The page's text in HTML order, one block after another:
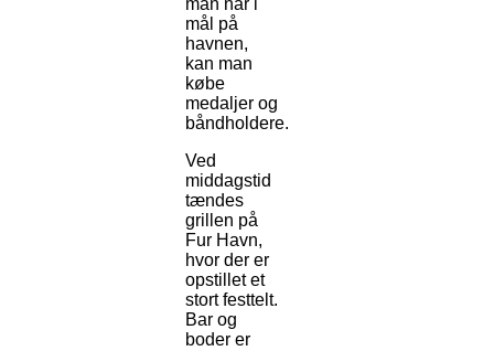
man når i
mål på
havnen,
kan man
købe
medaljer og
båndholdere.
Ved
middagstid
tændes
grillen på
Fur Havn,
hvor der er
opstillet et
stort festtelt.
Bar og
boder er